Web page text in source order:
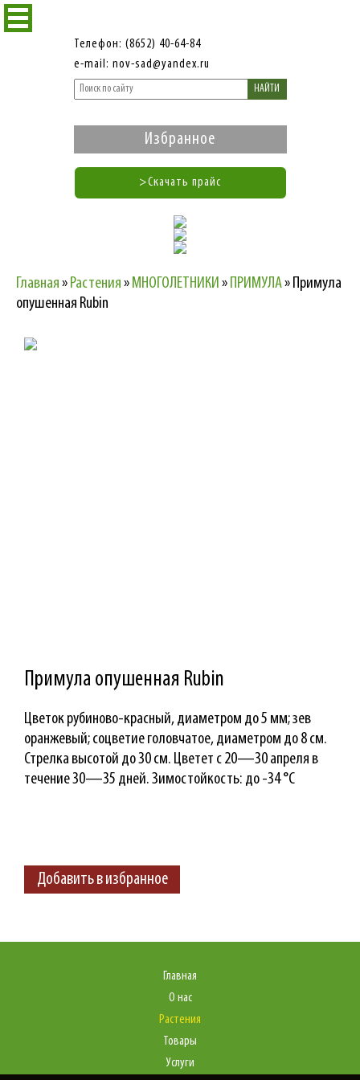
Телефон: (8652) 40-64-84
e-mail: nov-sad@yandex.ru
НАЙТИ
Избранное
>Скачать прайс
Главная» Растения» МНОГОЛЕТНИКИ » ПРИМУЛА» Примула
опушенная Rubin
Примула опушенная Rubin
Цветок рубиново-красный, диаметром до 5 мм; зев
оранжевый; соцветие головчатое, диаметром до 8 см.
Стрелка высотой до 30 см. Цветет c 20—30 апреля в
течение 30—35 дней. Зимостойкость: до -34 °С
Добавить в избранное
Главная
О нас
Растения
Товары
Услуги